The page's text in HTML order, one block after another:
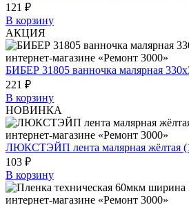
121 ₽
В корзину
АКЦИЯ
БИБЕР 31805 ванночка малярная
221 ₽
В корзину
НОВИНКА
ЛЮКСТЭЙП лента малярная жёлтая
103 ₽
В корзину